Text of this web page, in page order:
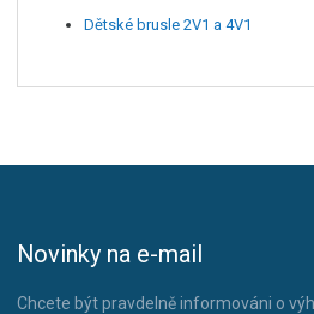
Dětské brusle 2V1 a 4V1
Novinky na e-mail
Chcete být pravdelně informováni o